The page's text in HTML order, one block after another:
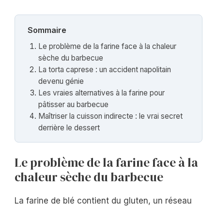
Sommaire
Le problème de la farine face à la chaleur
sèche du barbecue
La torta caprese : un accident napolitain
devenu génie
Les vraies alternatives à la farine pour
pâtisser au barbecue
Maîtriser la cuisson indirecte : le vrai secret
derrière le dessert
Le problème de la farine face à la
chaleur sèche du barbecue
La farine de blé contient du gluten, un réseau